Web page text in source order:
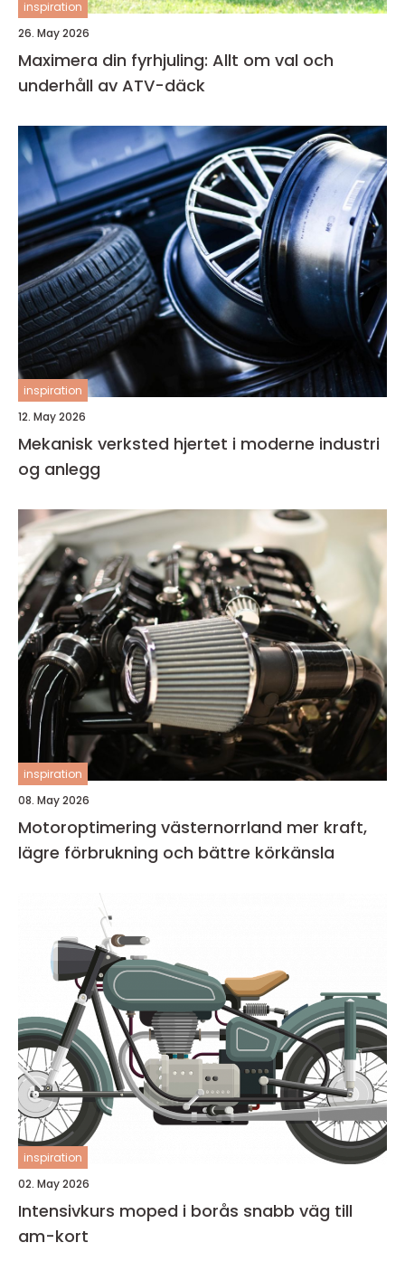
inspiration
26. May 2026
Maximera din fyrhjuling: Allt om val och
underhåll av ATV-däck
inspiration
12. May 2026
Mekanisk verksted hjertet i moderne industri
og anlegg
inspiration
08. May 2026
Motoroptimering västernorrland mer kraft,
lägre förbrukning och bättre körkänsla
inspiration
02. May 2026
Intensivkurs moped i borås snabb väg till
am-kort